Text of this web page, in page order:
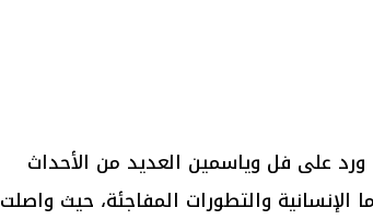
على فل وياسمين العديد من الأحداث
الإنسانية والتطورات المفاجئة، حيث واصلت